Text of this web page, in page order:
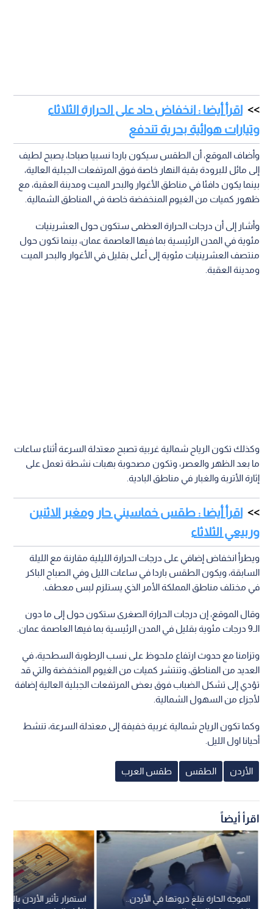
اقرأ أيضا : انخفاض حاد على الحرارة الثلاثاء
وتيارات هوائية بحرية تندفع
وأضاف الموقع، أن الطقس سيكون باردا نسبيا صباحا، يصبح لطيف
إلى مائل للبرودة بقية النهار خاصة فوق المرتفعات الجبلية العالية،
بينما يكون دافئا في مناطق الأغوار والبحر الميت ومدينة العقبة، مع
ظهور كميات من الغيوم المنخفضة خاصة في المناطق الشمالية.
وأشار إلى أن درجات الحرارة العظمى ستكون حول العشرينيات
مئوية في المدن الرئيسية بما فيها العاصمة عمان، بينما تكون حول
منتصف العشرينيات مئوية إلى أعلى بقليل في الأغوار والبحر الميت
ومدينة العقبة.
وكذلك تكون الرياح شمالية غربية تصبح معتدلة السرعة أثناء ساعات
ما بعد الظهر والعصر، وتكون مصحوبة بهبات نشطة تعمل على
إثارة الأتربة والغبار في مناطق البادية.
اقرأ أيضا : طقس خماسيني حار ومغبر الاثنين
وربيعي الثلاثاء
ويطرأ انخفاض إضافي على درجات الحرارة الليلية مقارنة مع الليلة
السابقة، ويكون الطقس باردا في ساعات الليل وفي الصباح الباكر
في مختلف مناطق المملكة الأمر الذي يستلزم لبس معطف.
وقال الموقع، إن درجات الحرارة الصغرى ستكون حول إلى ما دون
الـ9 درجات مئوية بقليل في المدن الرئيسية بما فيها العاصمة عمان.
وتزامنا مع حدوث ارتفاع ملحوظ على نسب الرطوبة السطحية، في
العديد من المناطق، وتنتشر كميات من الغيوم المنخفضة والتي قد
تؤدي إلى تشكل الضباب فوق بعض المرتفعات الجبلية العالية إضافة
لأجزاء من السهول الشمالية.
وكما تكون الرياح شمالية غربية خفيفة إلى معتدلة السرعة، تنشط
أحيانا اول الليل.
الأردن الطقس طقس العرب
اقرأ أيضاً
استمرار تأثير الأردن
الموجة الحارة تبلغ ذروتها في الأردن..